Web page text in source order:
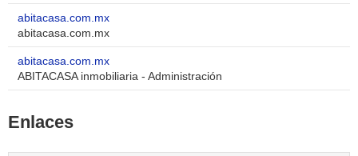
abitacasa.com.mx
abitacasa.com.mx
abitacasa.com.mx
ABITACASA inmobiliaria - Administración
Enlaces